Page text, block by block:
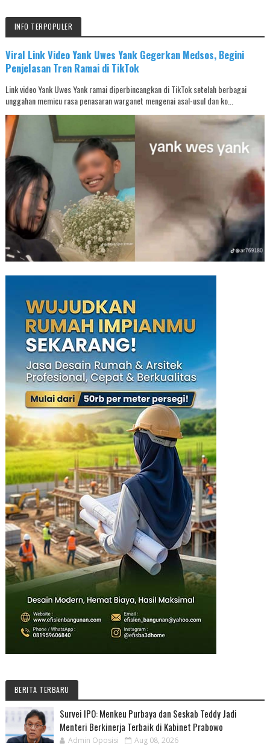
INFO TERPOPULER
Viral Link Video Yank Uwes Yank Gegerkan Medsos, Begini
Penjelasan Tren Ramai di TikTok
Link video Yank Uwes Yank ramai diperbincangkan di TikTok setelah berbagai
unggahan memicu rasa penasaran warganet mengenai asal-usul dan ko...
BERITA TERBARU
Survei IPO: Menkeu Purbaya dan Seskab Teddy Jadi
Menteri Berkinerja Terbaik di Kabinet Prabowo
Admin Oposisi Aug 08, 2026